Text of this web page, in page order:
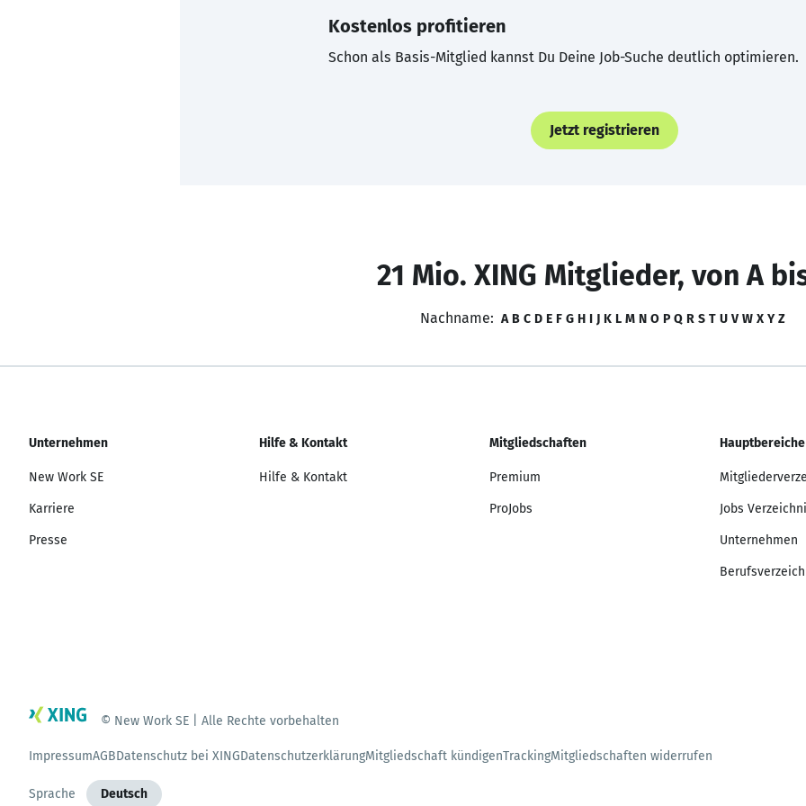
Kostenlos profitieren
Schon als Basis-Mitglied kannst Du Deine Job-Suche deutlich optimieren.
Jetzt registrieren
21 Mio. XING Mitglieder, von A
Nachname: A B C D E F G H I J K L M N O P Q R S T U V W X Y Z
Unternehmen
New Work SE
Karriere
Presse
Hilfe & Kontakt
Hilfe & Kontakt
Mitgliedschaften
Premium
ProJobs
Hauptbereiche
Jobs
Unternehmen
© New Work SE | Alle Rechte vorbehalten
ImpressumAGBDatenschutz bei XINGDatenschutzerklärungMitgliedschaft kündigenTrackingMitgliedschaften widerrufen
Sprache Deutsch